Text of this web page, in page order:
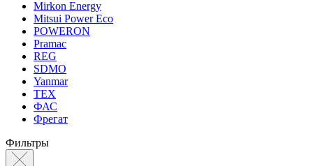
Mirkon Energy
Mitsui Power Eco
POWERON
Pramac
REG
SDMO
Yanmar
ТЕХ
ФАС
Фрегат
Фильтры